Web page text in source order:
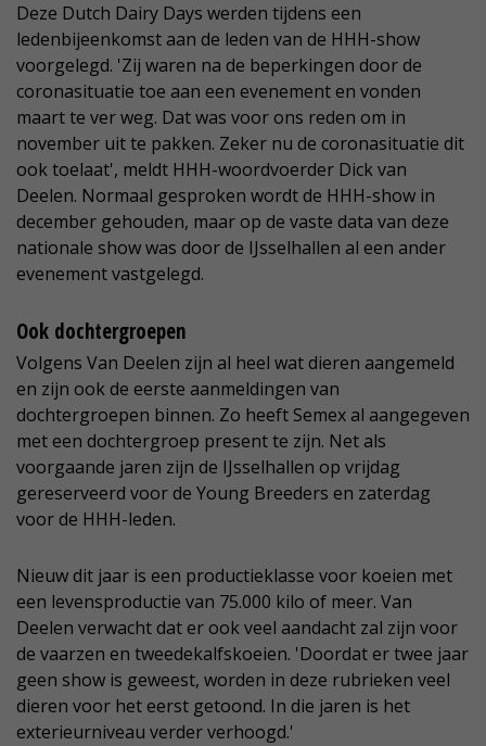
Deze Dutch Dairy Days werden tijdens een
ledenbijeenkomst aan de leden van de HHH-show
voorgelegd. 'Zij waren na de beperkingen door de
coronasituatie toe aan een evenement en vonden
maart te ver weg. Dat was voor ons reden om in
november uit te pakken. Zeker nu de coronasituatie dit
ook toelaat', meldt HHH-woordvoerder Dick van
Deelen. Normaal gesproken wordt de HHH-show in
december gehouden, maar op de vaste data van deze
nationale show was door de IJsselhallen al een ander
evenement vastgelegd.
Ook dochtergroepen
Volgens Van Deelen zijn al heel wat dieren aangemeld
en zijn ook de eerste aanmeldingen van
dochtergroepen binnen. Zo heeft Semex al aangegeven
met een dochtergroep present te zijn. Net als
voorgaande jaren zijn de IJsselhallen op vrijdag
gereserveerd voor de Young Breeders en zaterdag
voor de HHH-leden.
Nieuw dit jaar is een productieklasse voor koeien met
een levensproductie van 75.000 kilo of meer. Van
Deelen verwacht dat er ook veel aandacht zal zijn voor
de vaarzen en tweedekalfskoeien. 'Doordat er twee jaar
geen show is geweest, worden in deze rubrieken veel
dieren voor het eerst getoond. In die jaren is het
exterieurniveau verder verhoogd.'